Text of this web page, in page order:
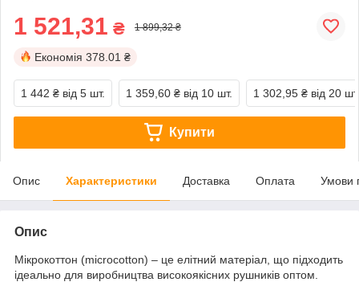
1 521,31 ₴ 1 899,32 ₴
Економія 378.01 ₴
1 442 ₴ від 5 шт. 1 359,60 ₴ від 10 шт. 1 302,95 ₴ від 20 шт.
Купити
Опис Характеристики Доставка Оплата Умови
Опис
Мікрокоттон (microcotton) – це елітний матеріал, що підходить
ідеально для виробництва високоякісних рушників оптом.